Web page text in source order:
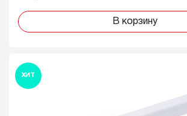
В корзину
ХИТ